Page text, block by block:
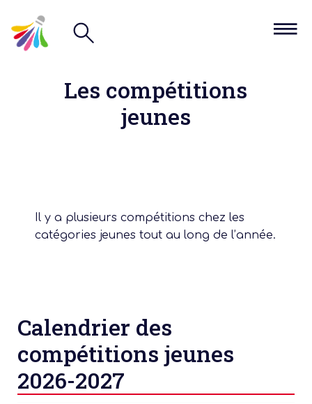
Les compétitions
jeunes
Il y a plusieurs compétitions chez les
catégories jeunes tout au long de l’année.
Calendrier des
compétitions jeunes
2026-2027